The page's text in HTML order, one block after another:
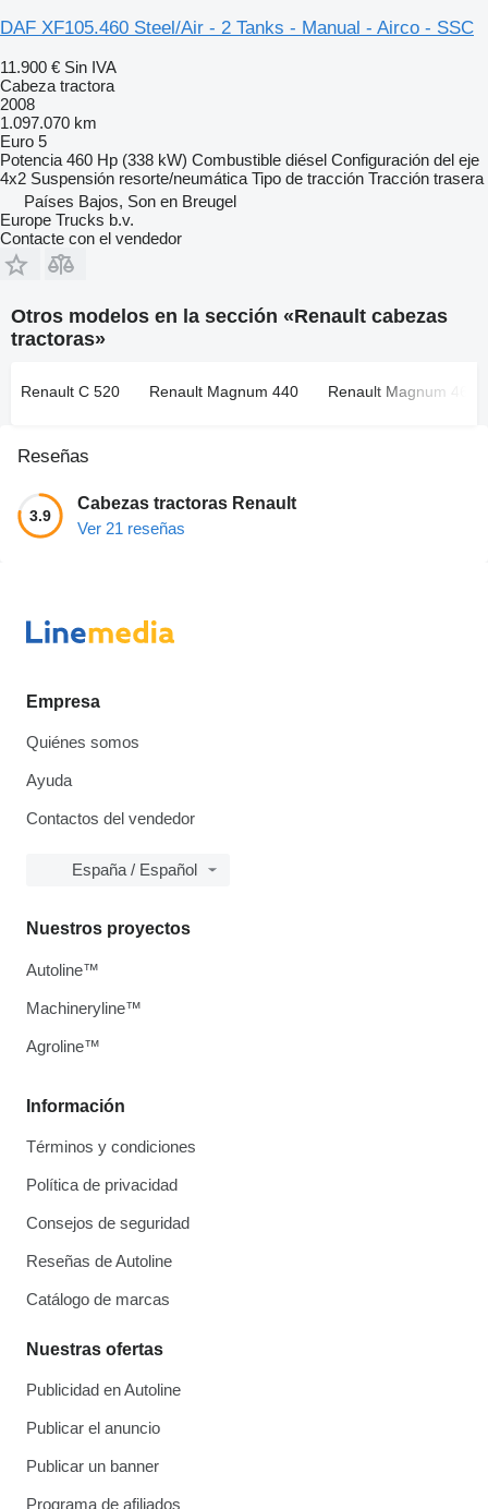
DAF XF105.460 Steel/Air - 2 Tanks - Manual - Airco - SSC
11.900 € Sin IVA
Cabeza tractora
2008
1.097.070 km
Euro 5
Potencia 460 Hp (338 kW) Combustible diésel Configuración del eje
4x2 Suspensión resorte/neumática Tipo de tracción Tracción trasera
Países Bajos, Son en Breugel
Europe Trucks b.v.
Contacte con el vendedor
Otros modelos en la sección «Renault cabezas
tractoras»
Renault C 520 Renault Magnum 440 Renault Magnum 460
Reseñas
3.9
Cabezas tractoras Renault
Ver 21 reseñas
Empresa
Quiénes somos
Ayuda
Contactos del vendedor
España / Español
Información
Términos y condiciones
Política de privacidad
Consejos de seguridad
Reseñas de Autoline
Catálogo de marcas
Nuestras ofertas
Publicidad en Autoline
Publicar el anuncio
Publicar un banner
Programa de afiliados
Nuestros proyectos
Autoline™
Machineryline™
Agroline™